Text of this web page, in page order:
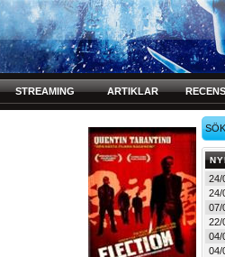
STREAMING ARTIKLAR